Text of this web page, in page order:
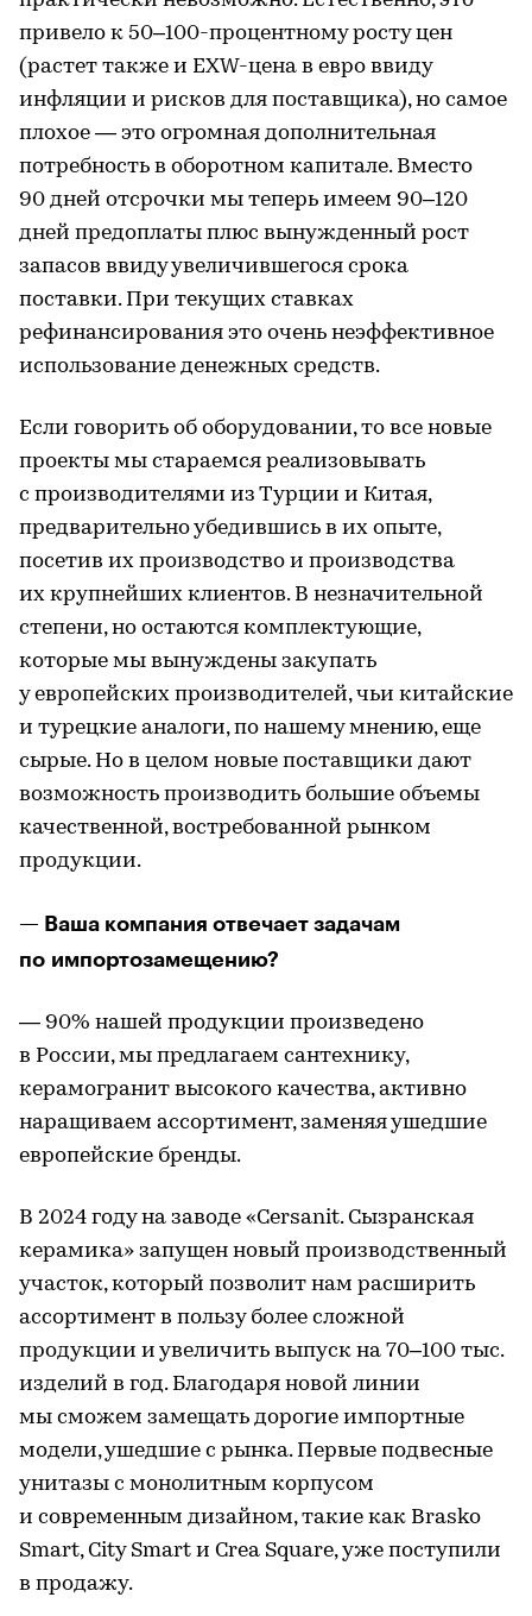
привело к 50–100-процентному росту цен
(растет также и EXW-цена в евро ввиду
инфляции и рисков для поставщика), но самое
плохое — это огромная дополнительная
потребность в оборотном капитале. Вместо
90 дней отсрочки мы теперь имеем 90–120
дней предоплаты плюс вынужденный рост
запасов ввиду увеличившегося срока
поставки. При текущих ставках
рефинансирования это очень неэффективное
использование денежных средств.
Если говорить об оборудовании, то все новые
проекты мы стараемся реализовывать
с производителями из Турции и Китая,
предварительно убедившись в их опыте,
посетив их производство и производства
их крупнейших клиентов. В незначительной
степени, но остаются комплектующие,
которые мы вынуждены закупать
у европейских производителей, чьи китайские
и турецкие аналоги, по нашему мнению, еще
сырые. Но в целом новые поставщики дают
возможность производить большие объемы
качественной, востребованной рынком
продукции.
— Ваша компания отвечает задачам
по импортозамещению?
— 90% нашей продукции произведено
в России, мы предлагаем сантехнику,
керамогранит высокого качества, активно
наращиваем ассортимент, заменяя ушедшие
европейские бренды.
В 2024 году на заводе «Cersanit. Сызранская
керамика» запущен новый производственный
участок, который позволит нам расширить
ассортимент в пользу более сложной
продукции и увеличить выпуск на 70–100 тыс.
изделий в год. Благодаря новой линии
мы сможем замещать дорогие импортные
модели, ушедшие с рынка. Первые подвесные
унитазы с монолитным корпусом
и современным дизайном, такие как Brasko
Smart, City Smart и Crea Square, уже поступили
в продажу.